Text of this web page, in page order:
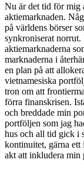
Nu är det tid för mig
aktiemarknaden.
på världens börser
synkroniserat norrut.
aktiemarknaderna
marknaderna i
en plan på att
vietnamesiska
tron om att
förra finanskrisen.
och breddade min
portföljen som jag
hus och all tid gick i
kontinuitet, gärna
akt att inkludera min